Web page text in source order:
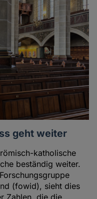
geht weiter
katholische
beständig weiter.
(fowid), sieht dies